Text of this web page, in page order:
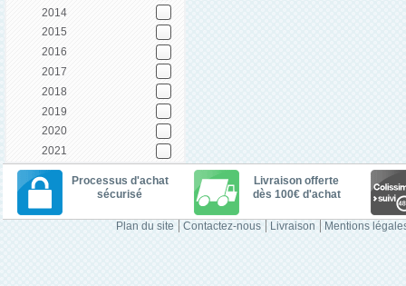
2014
2015
2016
2017
2018
2019
2020
2021
Processus d'achat
sécurisé
Livraison offerte
dès 100€ d'achat
Plan du site Contactez-nous Livraison Mentions